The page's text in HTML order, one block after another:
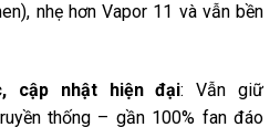
nhẹ hơn Vapor 11 và vẫn bền
cập nhật hiện đại: Vẫn giữ
thống – gần 100% fan đáo